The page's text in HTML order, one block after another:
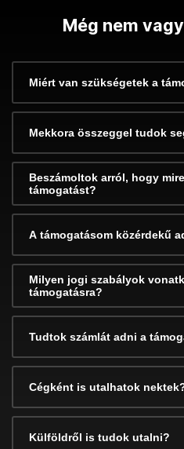
Még nem
Miért van szükségetek a
Mekkora összeggel tudok
Beszámoltok arról, hogy
támogatást?
A támogatásom közérdekű
Milyen jogi szabályok
támogatásra?
Tudtok számlát adni a
Cégként is utalhatok
Külföldről is tudok utalni?